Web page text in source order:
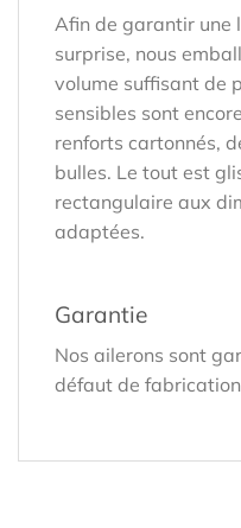
Afin de garantir une
surprise, nous
volume suffisant de
sensibles sont
renforts cartonnés,
bulles. Le tout est
rectangulaire aux
adaptées.
Garantie
Nos ailerons sont
défaut de